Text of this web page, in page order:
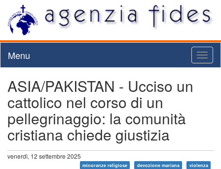
Menu
ASIA/PAKISTAN - Ucciso un
cattolico nel corso di un
pellegrinaggio: la comunità
cristiana chiede giustizia
venerdì, 12 settembre 2025
minoranze religiose devozione mariana violenza